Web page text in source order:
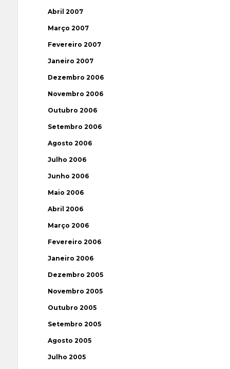
Abril 2007
Março 2007
Fevereiro 2007
Janeiro 2007
Dezembro 2006
Novembro 2006
Outubro 2006
Setembro 2006
Agosto 2006
Julho 2006
Junho 2006
Maio 2006
Abril 2006
Março 2006
Fevereiro 2006
Janeiro 2006
Dezembro 2005
Novembro 2005
Outubro 2005
Setembro 2005
Agosto 2005
Julho 2005